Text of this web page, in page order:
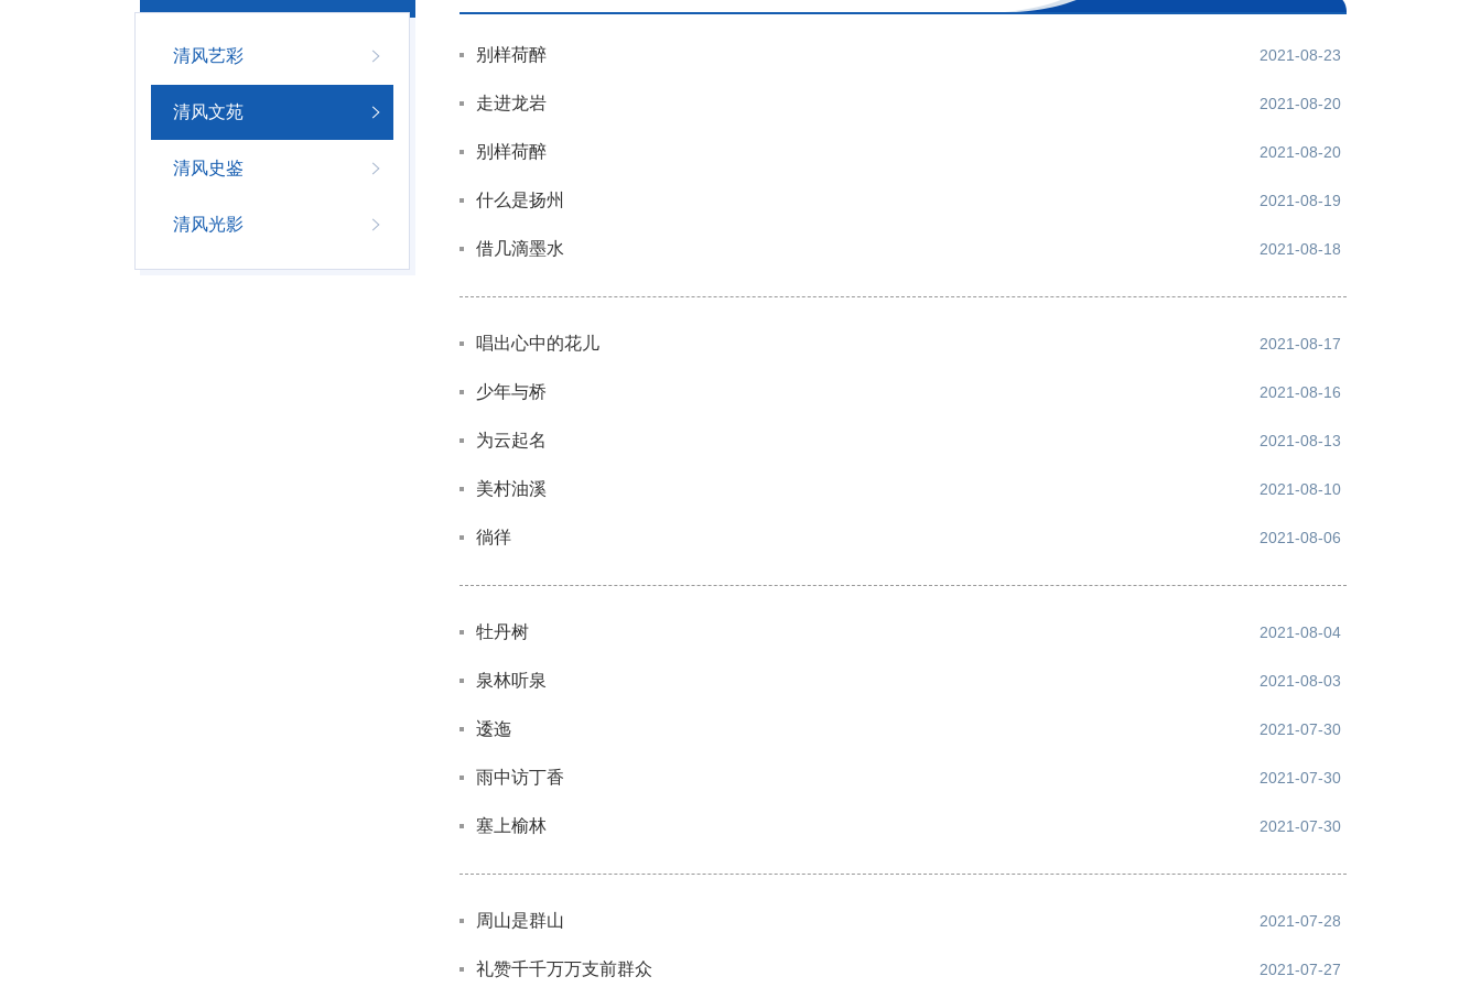
清风艺彩
清风文苑
清风史鉴
清风光影
2021-08-23
别样荷醉
2021-08-20
走进龙岩
2021-08-20
别样荷醉
2021-08-19
什么是扬州
2021-08-18
借几滴墨水
2021-08-17
唱出心中的花儿
2021-08-16
少年与桥
2021-08-13
为云起名
2021-08-10
美村油溪
2021-08-06
徜徉
2021-08-04
牡丹树
2021-08-03
泉林听泉
2021-07-30
逶迤
2021-07-30
雨中访丁香
2021-07-30
塞上榆林
2021-07-28
周山是群山
2021-07-27
礼赞千千万万支前群众